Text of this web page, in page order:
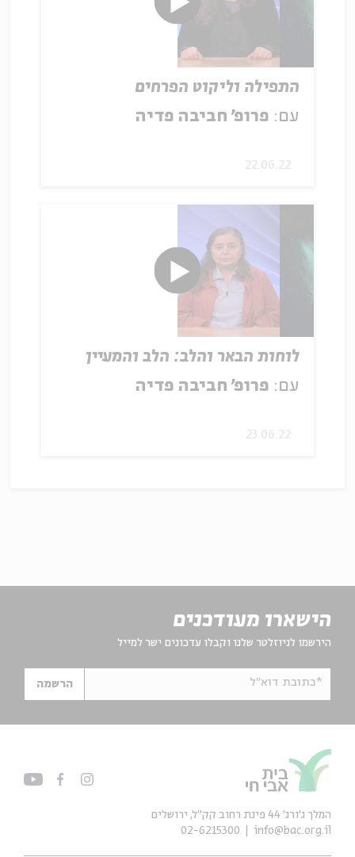
התפילה וליקוט הפרחים
עם: פרופ׳ חביבה פדיה
22.06.22
לוחות הבאר והלב: הלב והמעיין
עם: פרופ׳ חביבה פדיה
23.06.22
הישארו מעודכנים
הירשמו לניוזלטר שלנו וקבלו עדכונים ישר למייל
*כתובת דוא"ל הרשמה
המלך ג'ורג' 44 פינת רחוב קק״ל, ירושלים
info@bac.org.il
02-6215300